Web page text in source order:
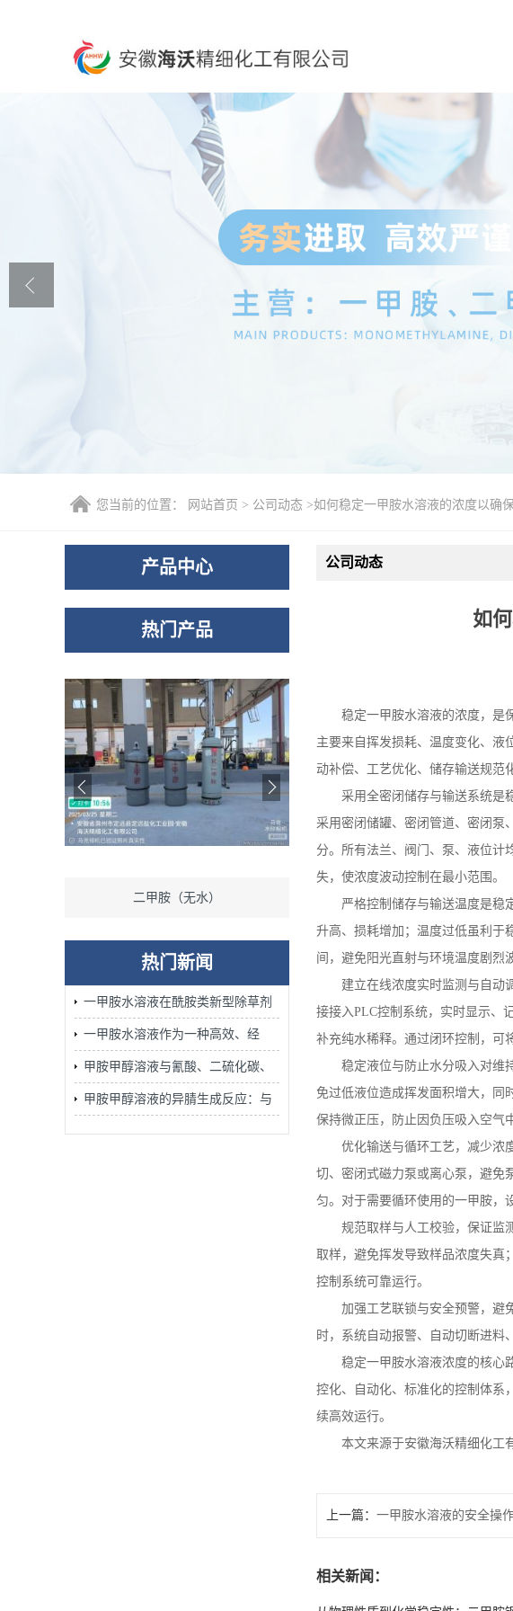
公司首页
联系方式
在线留言
您当前的位置： 网站首页 > 公司动态 >如何稳定一甲胺水溶液的浓度以确
产品中心
热门产品
二甲胺（无水） 一甲胺水溶液
热门新闻
一甲胺水溶液在酰胺类新型除草剂
的合成中发挥着不可替代的作用
一甲胺水溶液作为一种高效、经
济、安全的胺化试剂广泛应用
甲胺甲醇溶液与氰酸、二硫化碳、
腈、环氧化物的加成反应：含氮杂
甲胺甲醇溶液的异腈生成反应：与
公司动态
如
稳定一甲胺水溶液的浓度，是
主要来自挥发损耗、温度变化、液
动补偿、工艺优化、储存输送规范
采用全密闭储存与输送系统是
采用密闭储罐、密闭管道、密闭泵
分。所有法兰、阀门、泵、液位计
失，使浓度波动控制在最小范围。
严格控制储存与输送温度是稳
升高、损耗增加；温度过低虽利于
间，避免阳光直射与环境温度剧烈
建立在线浓度实时监测与自动
接接入PLC控制系统，实时显示、
补充纯水稀释。通过闭环控制，可
稳定液位与防止水分吸入对维
免过低液位造成挥发面积增大，同
保持微正压，防止因负压吸入空气
优化输送与循环工艺，减少浓
切、密闭式磁力泵或离心泵，避免
匀。对于需要循环使用的一甲胺，
规范取样与人工校验，保证监
取样，避免挥发导致样品浓度失真
控制系统可靠运行。
加强工艺联锁与安全预警，避
时，系统自动报警、自动切断进料
稳定一甲胺水溶液浓度的核心
控化、自动化、标准化的控制体系
续高效运行。
本文来源于安徽海沃精细化工
上一篇： 一甲胺水溶液的安全操
相关新闻：